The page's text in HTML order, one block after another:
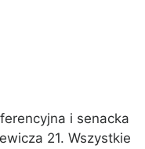
i senacka
21. Wszystkie